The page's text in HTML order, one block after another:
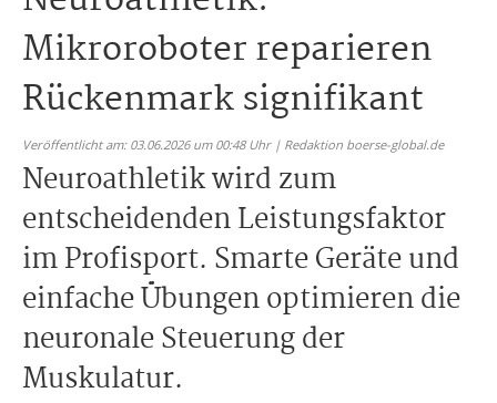
Mikroroboter reparieren
Rückenmark signifikant
Veröffentlicht am: 03.06.2026 um 00:48 Uhr | Redaktion boerse-global.de
Neuroathletik wird zum
entscheidenden Leistungsfaktor
im Profisport. Smarte Geräte und
einfache Übungen optimieren die
neuronale Steuerung der
Muskulatur.